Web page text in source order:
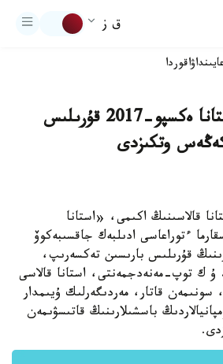
ق ز
اقوردا
ءا. جاقسىبەكوۆ استانا ەكسپو-2017 قۇرىلىس
كەڭەس وتكىزدى
قالاسىنىڭ اكىمى، «استانا
ۇ ك باسقارما ءتوراعاسى ادىلبەك جاقسىبەكوۆ
قۇرىلىس بارىسىن تەكسەرىپ،
ەكسپو-2017» ۇ ك توپ-مەنەدجمەنتى، استانا قالاسى
سونىمەن قاتار، مەردىگەرلىك ۇيىمدار
باسشىلارىنىڭ قاتىسۋىمەن